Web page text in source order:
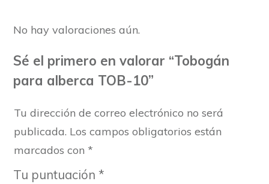
No hay valoraciones aún.
Sé el primero en valorar “Tobogán
para alberca TOB-10”
Tu dirección de correo electrónico no será
publicada. Los campos obligatorios están
marcados con *
Tu puntuación *